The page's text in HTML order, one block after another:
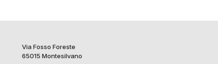
Via Fosso Foreste
65015 Montesilvano